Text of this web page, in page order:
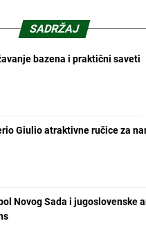
SADRŽAJ
bazena i praktični saveti
Giulio atraktivne ručice za
Novog Sada i jugoslovenske